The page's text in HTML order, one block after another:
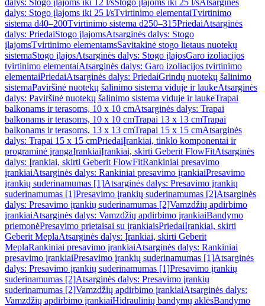
dalys: Stogo įlajoms iki 12 l/sStogo įlajoms iki 25 l/sAtsarginės
dalys: Stogo įlajoms iki 25 l/sTvirtinimo elementaiTvirtinimo
sistema d40–200Tvirtinimo sistema d250–315PriedaiAtsarginės
dalys: PriedaiStogo įlajomsAtsarginės dalys: Stogo
įlajomsTvirtinimo elementamsSavitakinė stogo lietaus nuotekų
sistemaStogo įlajosAtsarginės dalys: Stogo įlajosGaro izoliacijos
tvirtinimo elementaiAtsarginės dalys: Garo izoliacijos tvirtinimo
elementaiPriedaiAtsarginės dalys: PriedaiGrindų nuotekų šalinimo
sistemaPaviršinė nuotekų šalinimo sistema viduje ir laukeAtsarginės
dalys: Paviršinė nuotekų šalinimo sistema viduje ir laukeTrapai
balkonams ir terasoms, 10 x 10 cmAtsarginės dalys: Trapai
balkonams ir terasoms, 10 x 10 cmTrapai 13 x 13 cmTrapai
balkonams ir terasoms, 13 x 13 cmTrapai 15 x 15 cmAtsarginės
dalys: Trapai 15 x 15 cmPriedaiĮrankiai, tinklo komponentai ir
programinė įrangaĮrankiaiĮrankiai, skirti Geberit FlowFitAtsarginės
dalys: Įrankiai, skirti Geberit FlowFitRankiniai presavimo
įrankiaiAtsarginės dalys: Rankiniai presavimo įrankiaiPresavimo
įrankių suderinamumas [1]Atsarginės dalys: Presavimo įrankių
suderinamumas [1]Presavimo įrankių suderinamumas [2]Atsarginės
dalys: Presavimo įrankių suderinamumas [2]Vamzdžių apdirbimo
įrankiaiAtsarginės dalys: Vamzdžių apdirbimo įrankiaiBandymo
priemonėPresavimo prietaisai su įrankiaisPriedaiĮrankiai, skirti
Geberit MeplaAtsarginės dalys: Įrankiai, skirti Geberit
MeplaRankiniai presavimo įrankiaiAtsarginės dalys: Rankiniai
presavimo įrankiaiPresavimo įrankių suderinamumas [1]Atsarginės
dalys: Presavimo įrankių suderinamumas [1]Presavimo įrankių
suderinamumas [2]Atsarginės dalys: Presavimo įrankių
suderinamumas [2]Vamzdžių apdirbimo įrankiaiAtsarginės dalys:
Vamzdžių apdirbimo įrankiaiHidraulinių bandymų aklėsBandymo